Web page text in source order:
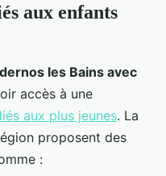
aux enfants
les Bains avec
accès à une
aux plus jeunes. La
proposent des
: